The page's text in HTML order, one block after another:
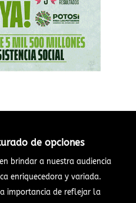
de opciones
brindar a nuestra audiencia
enriquecedora y variada.
importancia de reflejar la